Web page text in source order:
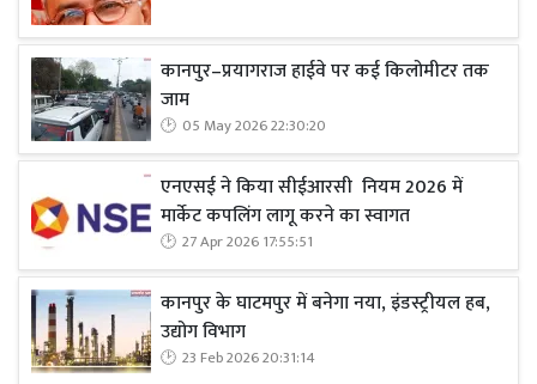
कानपुर–प्रयागराज हाईवे पर कई किलोमीटर तक
जाम
05 May 2026 22:30:20
एनएसई ने किया सीईआरसी नियम 2026 में
मार्केट कपलिंग लागू करने का स्वागत
27 Apr 2026 17:55:51
कानपुर के घाटमपुर में बनेगा नया, इंडस्ट्रीयल हब,
उद्योग विभाग
23 Feb 2026 20:31:14